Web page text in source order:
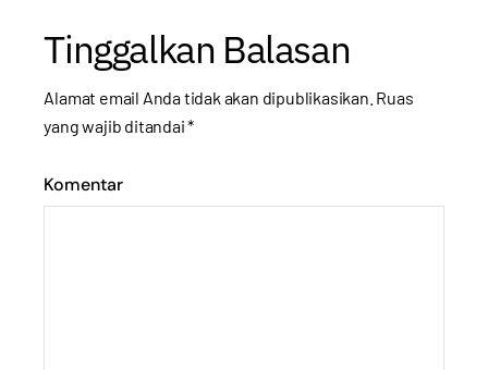
Tinggalkan Balasan
Alamat email Anda tidak akan dipublikasikan. Ruas
yang wajib ditandai*
Komentar